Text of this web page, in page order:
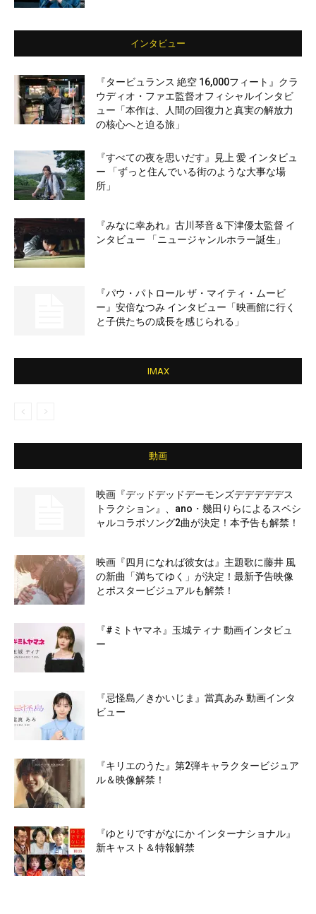
インタビュー
『タービュランス 絶空 16,000フィート』クラ
ウディオ・ファエ監督オフィシャルインタビ
ュー「本作は、人間の回復力と真実の解放力
の核心へと迫る旅」
『すべての夜を思いだす』見上 愛 インタビュ
ー 「ずっと住んでいる街のような大事な場
所」
『みなに幸あれ』古川琴音＆下津優太監督 イ
ンタビュー 「ニュージャンルホラー誕生」
『パウ・パトロール ザ・マイティ・ムービ
ー』安倍なつみ インタビュー「映画館に行く
と子供たちの成長を感じられる」
IMAX
動画
映画『デッドデッドデーモンズデデデデデス
トラクション』、ano・幾田りらによるスペシ
ャルコラボソング2曲が決定！本予告も解禁！
映画『四月になれば彼女は』主題歌に藤井 風
の新曲「満ちてゆく」が決定！最新予告映像
とポスタービジュアルも解禁！
『#ミトヤマネ』玉城ティナ 動画インタビュ
ー
『忌怪島／きかいじま』當真あみ 動画インタ
ビュー
『キリエのうた』第2弾キャラクタービジュア
ル＆映像解禁！
『ゆとりですがなにか インターナショナル』
新キャスト＆特報解禁